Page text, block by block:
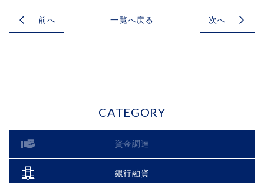
前へ 一覧へ戻る 次へ
CATEGORY
資金調達
銀行融資